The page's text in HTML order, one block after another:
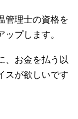
管理士の資格を
プします。
、お金を払う以
スが欲しいです